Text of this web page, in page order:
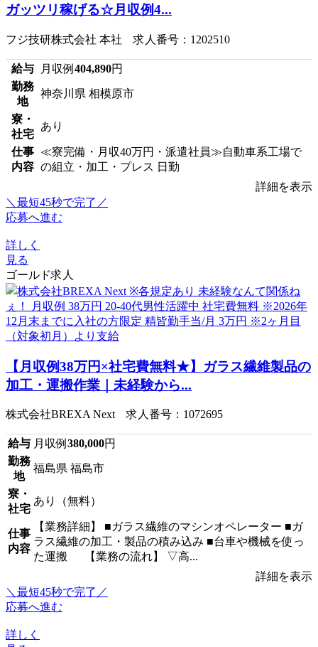
ガッツリ稼げる☆月収例4...
フジ技研株式会社 本社 求人番号：1202510
給与 月収例 404,890円
勤務
地
神奈川県 相模原市
寮・
社宅
あり
仕事
内容
≪寮完備・月収40万円・派遣社員≫自動車系工場で
の組立・加工・プレス 日勤
詳細を表示
＼最短45秒で完了／
応募へ進む
詳しく
見る
ゴールド求人
【月収例38万円×社宅費無料★】ガラス繊維製品の
加工・運搬作業｜未経験から...
株式会社BREXA Next 求人番号：1072695
給与 月収例 380,000円
勤務
地
福島県 福島市
寮・
社宅
あり（無料）
仕事
内容
【業務詳細】 ■ガラス繊維のマシンオペレーター ■ガ
ラス繊維の加工・製品の積み込み ■台車や機械を使っ
た運搬 【業務の流れ】 ▽高...
詳細を表示
＼最短45秒で完了／
応募へ進む
詳しく